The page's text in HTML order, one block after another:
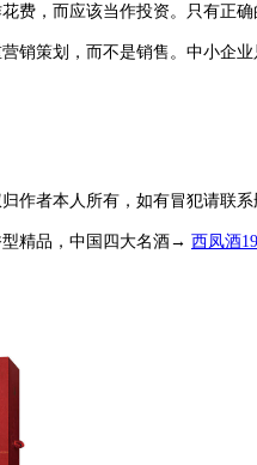
，而应该当作投资。只有正确
策划，而不是销售。中小企业
作者本人所有，如有冒犯请联系
精品，中国四大名酒→ 西凤酒